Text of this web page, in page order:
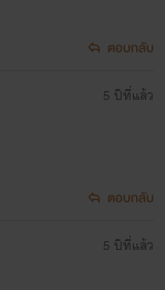
ตอบกลับ
5 ปีที่แล้ว
ตอบกลับ
5 ปีที่แล้ว